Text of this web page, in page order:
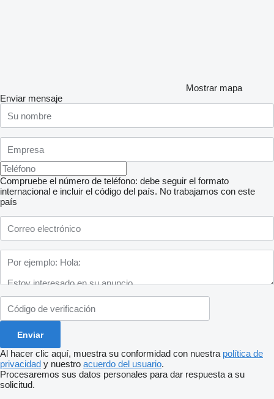
Mostrar mapa
Enviar mensaje
Compruebe el número de teléfono: debe seguir el formato
internacional e incluir el código del país. No trabajamos con este
país
Al hacer clic aquí, muestra su conformidad con nuestra política de
privacidad y nuestro acuerdo del usuario.
Procesaremos sus datos personales para dar respuesta a su
solicitud.